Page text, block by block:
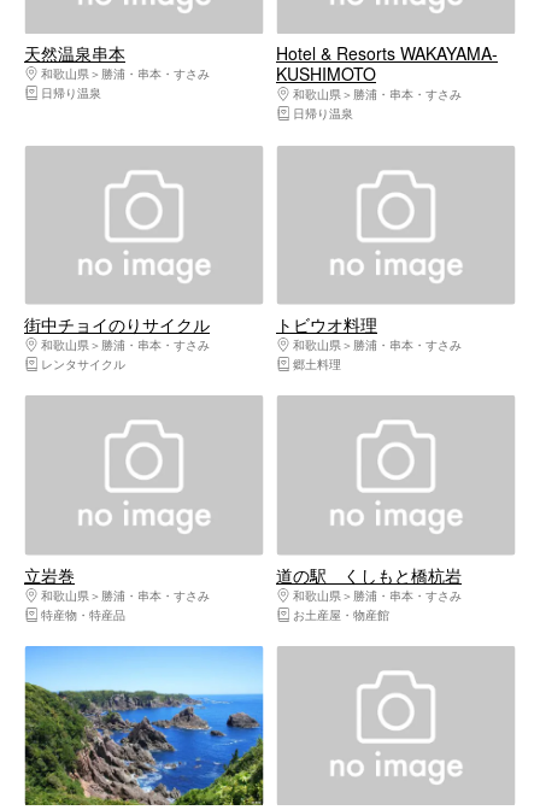
天然温泉串本
和歌山県
勝浦・串本・すさみ
日帰り温泉
Hotel & Resorts WAKAYAMA-
KUSHIMOTO
和歌山県
勝浦・串本・すさみ
日帰り温泉
街中チョイのりサイクル
和歌山県
勝浦・串本・すさみ
レンタサイクル
トビウオ料理
和歌山県
勝浦・串本・すさみ
郷土料理
立岩巻
和歌山県
勝浦・串本・すさみ
特産物・特産品
道の駅 くしもと橋杭岩
和歌山県
勝浦・串本・すさみ
お土産屋・物産館